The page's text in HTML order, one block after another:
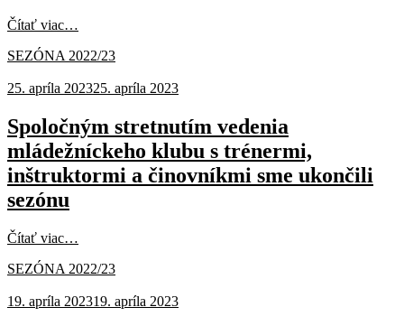
Čítať viac…
SEZÓNA 2022/23
25. apríla 202325. apríla 2023
Spoločným stretnutím vedenia
mládežníckeho klubu s trénermi,
inštruktormi a činovníkmi sme ukončili
sezónu
Čítať viac…
SEZÓNA 2022/23
19. apríla 202319. apríla 2023